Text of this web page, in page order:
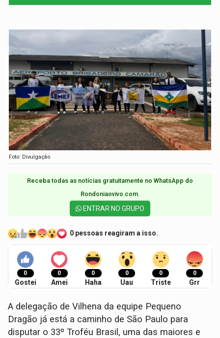
Foto: Divulgação
Receba todas as notícias gratuitamente no WhatsApp do
Rondoniaovivo.com.​
ENTRAR NO GRUPO
0 pessoas reagiram a isso.
0
Gostei
0
Amei
0
Haha
0
Uau
0
Triste
0
Grr
A delegação de Vilhena da equipe Pequeno
Dragão já está a caminho de São Paulo para
disputar o 33º Troféu Brasil, uma das maiores e